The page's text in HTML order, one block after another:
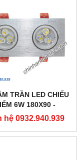
TRẦN LED CHIẾU
6W 180X90 -
- DUHAL
hệ 0932.940.939